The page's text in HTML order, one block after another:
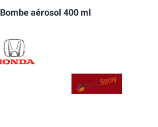
Bombe aérosol 400 ml